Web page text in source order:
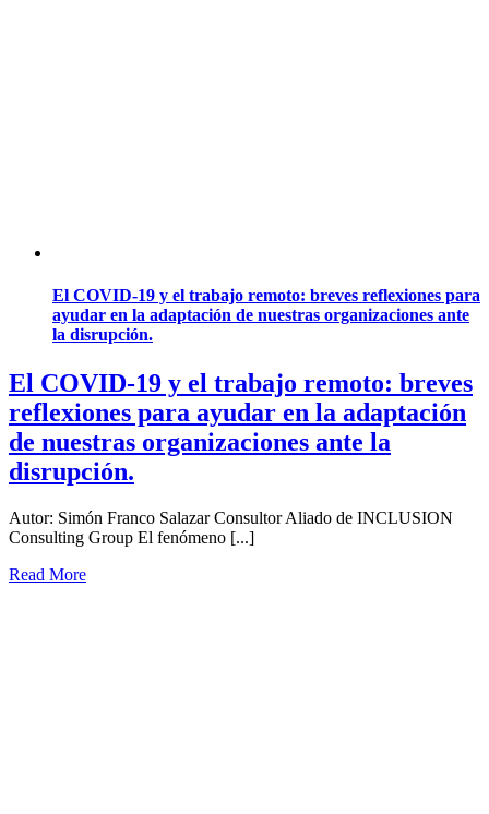
El COVID-19 y el trabajo remoto: breves reflexiones para
ayudar en la adaptación de nuestras organizaciones ante
la disrupción.
El COVID-19 y el trabajo remoto: breves
reflexiones para ayudar en la adaptación
de nuestras organizaciones ante la
disrupción.
Autor: Simón Franco Salazar Consultor Aliado de INCLUSION
Consulting Group El fenómeno [...]
Read More